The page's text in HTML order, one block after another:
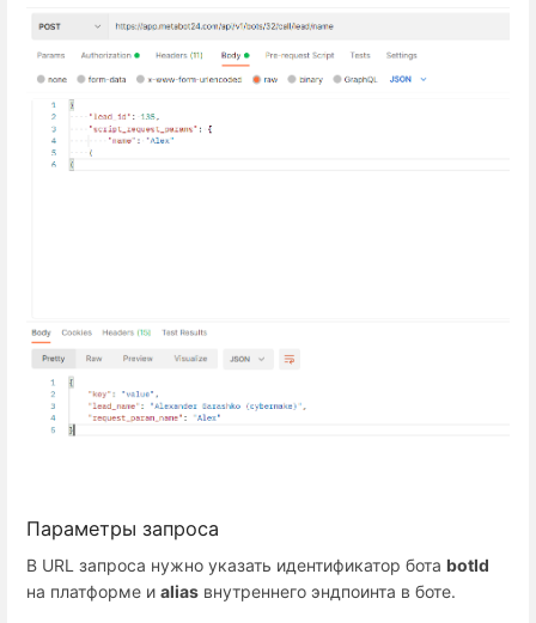
Параметры запроса
В URL запроса нужно указать идентификатор бота botId
на платформе и alias внутреннего эндпоинта в боте.